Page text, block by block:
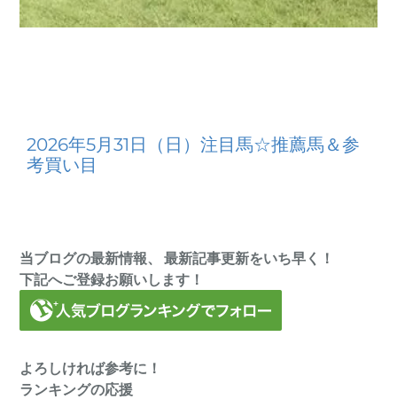
2026年5月31日（日）注目馬☆推薦馬＆参
考買い目
当ブログの最新情報、 最新記事更新をいち早く！
下記へご登録お願いします！
よろしければ参考に！
ランキングの応援